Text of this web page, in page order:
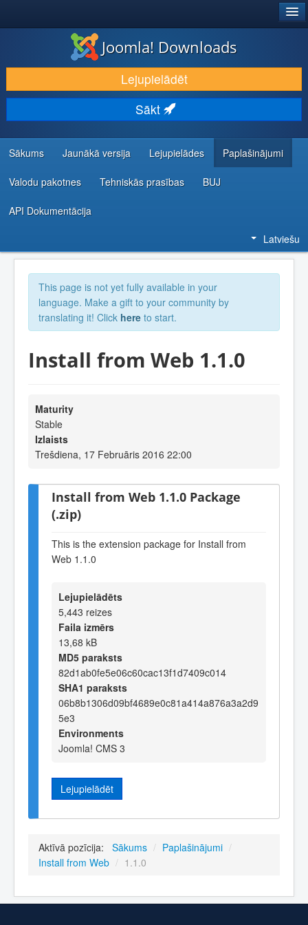
LEJUPIELĀDĒT UN PAPLAŠINĀT
ATKLĀJ UN IEMĀCIES
KOPIENA UN ATBALSTS
IZSTRĀDĀTĀJU RESURSI
Joomla! Downloads
Lejupielādēt
Sākt
Sākums Jaunākā versija Lejupielādes Paplašinājumi
Valodu pakotnes Tehniskās prasības BUJ
API Dokumentācija
Latviešu
This page is not yet fully available in your
language. Make a gift to your community by
translating it! Click here to start.
Install from Web 1.1.0
Maturity
Stable
Izlaists
Trešdiena, 17 Februāris 2016 22:00
Install from Web 1.1.0 Package
(.zip)
This is the extension package for Install from
Web 1.1.0
Lejupielādēts
5,443 reizes
Faila izmērs
13,68 kB
MD5 paraksts
82d1ab0fe5e06c60cac13f1d7409c014
SHA1 paraksts
06b8b1306d09bf4689e0c81a414a876a3a2d9
5e3
Environments
Joomla! CMS 3
Lejupielādēt
Aktīvā pozīcija: Sākums / Paplašinājumi /
Install from Web / 1.1.0